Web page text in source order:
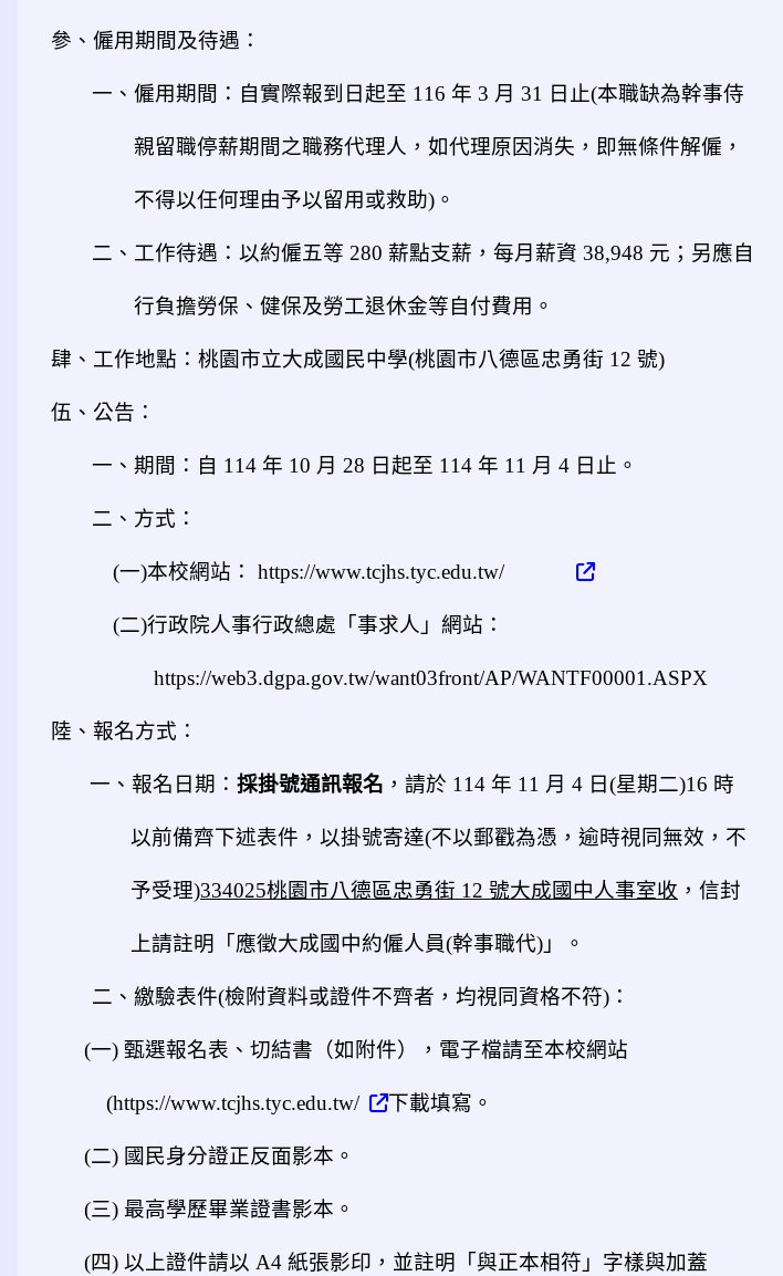
參、僱用期間及待遇：
一、僱用期間：自實際報到日起至 116 年 3 月 31 日止(本職缺為幹事侍
親留職停薪期間之職務代理人，如代理原因消失，即無條件解僱，
不得以任何理由予以留用或救助)。
二、工作待遇：以約僱五等 280 薪點支薪，每月薪資 38,948 元；另應自
行負擔勞保、健保及勞工退休金等自付費用。
肆、工作地點：桃園市立大成國民中學(桃園市八德區忠勇街 12 號)
伍、公告：
一、期間：自 114 年 10 月 28 日起至 114 年 11 月 4 日止。
二、方式：
(一)本校網站： https://www.tcjhs.tyc.edu.tw/
(二)行政院人事行政總處「事求人」網站：
https://web3.dgpa.gov.tw/want03front/AP/WANTF00001.ASPX
陸、報名方式：
一、報名日期： 採掛號通訊報名 ，請於 114 年 11 月 4 日(星期二)16 時
以前備齊下述表件，以掛號寄達(不以郵戳為憑，逾時視同無效，不
予受理)334025桃園市八德區忠勇街 12 號大成國中人事室收 ，信封
上請註明「應徵大成國中約僱人員(幹事職代)」。
二、繳驗表件(檢附資料或證件不齊者，均視同資格不符)：
(一) 甄選報名表、切結書（如附件），電子檔請至本校網站
(https://www.tcjhs.tyc.edu.tw/ 下載填寫。
(二) 國民身分證正反面影本。
(三) 最高學歷畢業證書影本。
(四) 以上證件請以 A4 紙張影印，並註明「與正本相符」字樣與加蓋